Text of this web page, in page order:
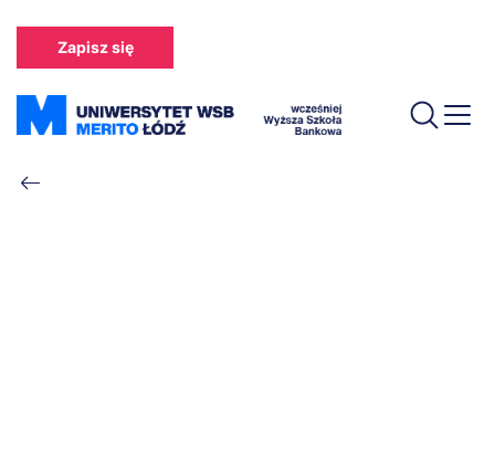
treści
Zapisz się
Ścieżka